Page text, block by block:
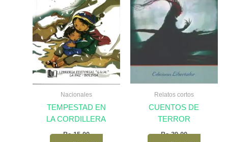
Nacionales
TEMPESTAD EN
LA CORDILLERA
Bs.15,00
Relatos cortos
CUENTOS DE
TERROR
Bs.39,00